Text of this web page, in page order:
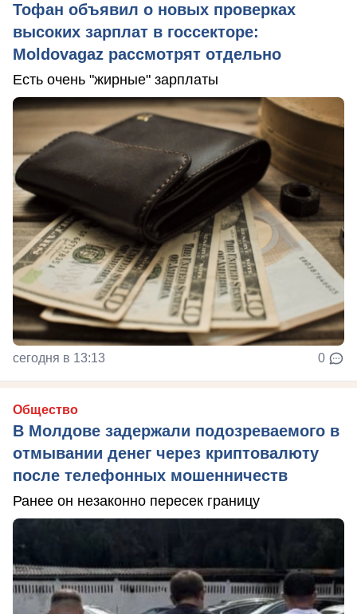
Тофан объявил о новых проверках
высоких зарплат в госсекторе:
Moldovagaz рассмотрят отдельно
Есть очень "жирные" зарплаты
сегодня в 13:13 0
Общество
В Молдове задержали подозреваемого в
отмывании денег через криптовалюту
после телефонных мошенничеств
Ранее он незаконно пересек границу